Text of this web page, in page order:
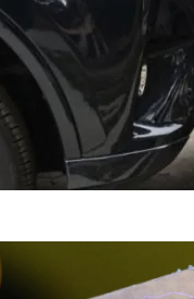
уже второй шаг
их выбирать
которые
до €8 на